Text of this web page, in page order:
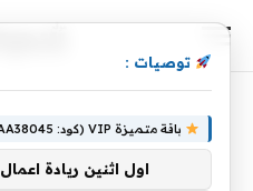
توصيات :
باقة متميزة VIP (كود: AA38045):
اول اثنين ريادة اعمال